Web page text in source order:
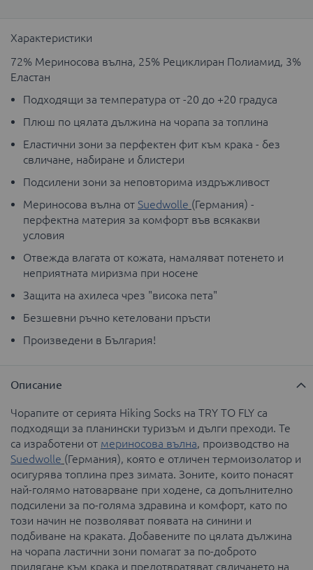
Характеристики
72% Мериносова вълна, 25% Рециклиран Полиамид, 3%
Еластан
Подходящи за температура от -20 до +20 градуса
Плюш по цялата дължина на чорапа за топлина
Еластични зони за перфектен фит към крака - без
свличане, набиране и блистери
Подсилени зони за неповторима издръжливост
Мериносова вълна от Suedwolle (Германия) -
перфектна материя за комфорт във всякакви
условия
Отвежда влагата от кожата, намаляват потенето и
неприятната миризма при носене
Защита на ахилеса чрез "висока пета"
Безшевни ръчно кетеловaни пръсти
Произведени в България!
Описание
Чорапите от серията Hiking Socks на TRY TO FLY са
подходящи за планински туризъм и дълги преходи. Те
са изработени от мериносова вълна, производство на
Suedwolle (Германия), която е отличен термоизолатор и
осигурява топлина през зимата. Зоните, които понасят
най-голямо натоварване при ходене, са допълнително
подсилени за по-голяма здравина и комфорт, като по
този начин не позволяват появата на синини и
подбиване на краката. Добавените по цялата дължина
на чорапа ластични зони помагат за по-доброто
прилягане към крака и предотвратяват свличането на